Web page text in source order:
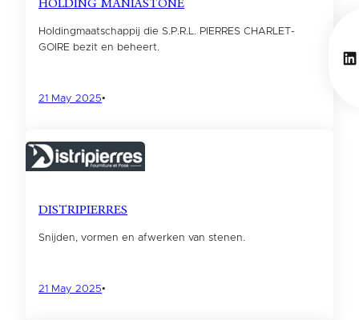
HOLDING MANIASTONE
Holdingmaatschappij die S.P.R.L. PIERRES CHARLET-
GOIRE bezit en beheert.
21 May 2025•
DISTRIPIERRES
Snijden, vormen en afwerken van stenen.
21 May 2025•